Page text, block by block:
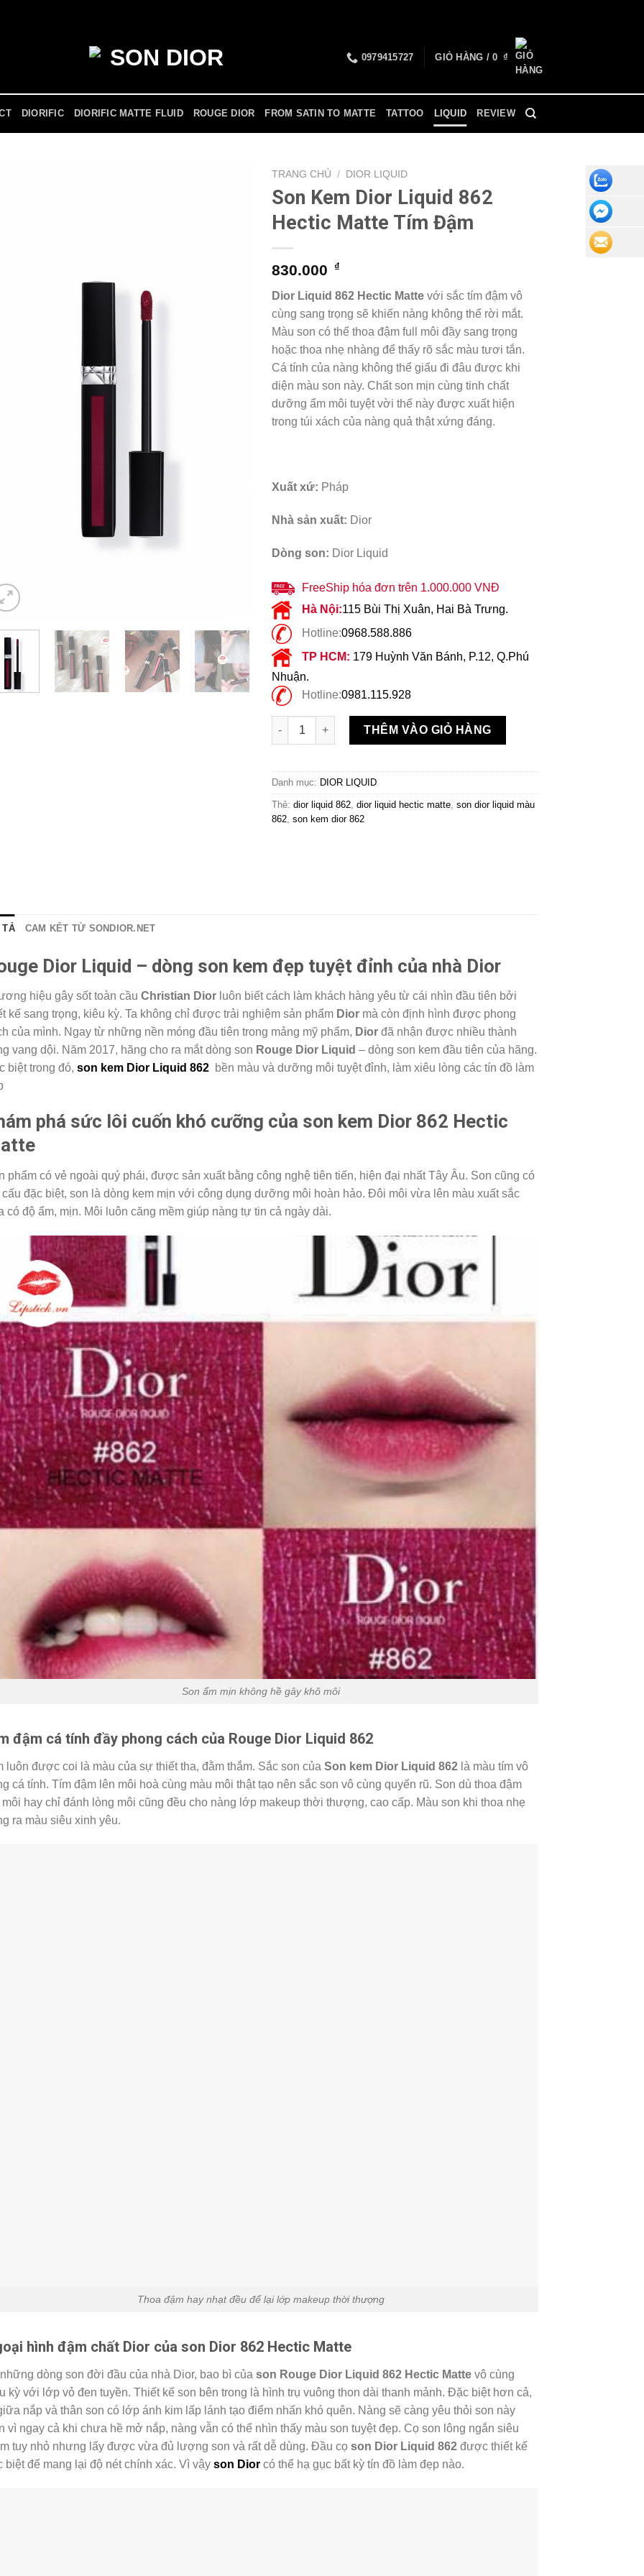
0979415727 GIỎ HÀNG /0 ₫
DIORIFIC DIORIFIC MATTE FLUID ROUGE DIOR FROM SATIN TO MATTE TATTOO LIQUID REVIEW
TRANG CHỦ / DIOR LIQUID
Son Kem Dior Liquid 862
Hectic Matte Tím Đậm
830.000 ₫
Dior Liquid 862 Hectic Mattevới sắc tím đậm vô
cùng sang trọng sẽ khiến nàng không thể rời mắt.
Màu son có thể thoa đậm full môi đầy sang trọng
hoặc thoa nhẹ nhàng để thấy rõ sắc màu tươi tắn.
Cá tính của nàng không thể giấu đi đâu được khi
diện màu son này. Chất son mịn cùng tinh chất
dưỡng ẩm môi tuyệt vời thế này được xuất hiện
trong túi xách của nàng quả thật xứng đáng.
Xuất xứ: Pháp
Nhà sản xuất: Dior
Dòng son: Dior Liquid
FreeShip hóa đơn trên 1.000.000 VNĐ
Hà Nội:115 Bùi Thị Xuân, Hai Bà Trưng.
Hotline:0968.588.886
TP HCM: 179 Huỳnh Văn Bánh, P.12, Q.Phú
Nhuận.
Hotline:0981.115.928
Son Kem Dior Liquid 862 Hectic Matte Tím Đậm số lượng
THÊM VÀO GIỎ HÀNG
Danh mục: DIOR LIQUID
Thẻ:dior liquid 862 ,dior liquid hectic matte ,son dior liquid màu
862 ,son kem dior 862
TẢ CAM KẾT TỪ SONDIOR.NET
Dior Liquid – dòng son kem đẹp tuyệt đỉnh của nhà Dior
hiệu gây sốt toàn cầu Christian Diorluôn biết cách làm khách hàng yêu từ cái nhìn đầu tiên bởi
kế sang trọng, kiêu kỳ. Ta không chỉ được trải nghiệm sản phẩm Diormà còn định hình được phong
của mình. Ngay từ những nền móng đầu tiên trong mảng mỹ phẩm, Dior đã nhận được nhiều thành
vang dội. Năm 2017, hãng cho ra mắt dòng son Rouge Dior Liquid – dòng son kem đầu tiên của hãng.
biệt trong đó, son kem Dior Liquid 862 bền màu và dưỡng môi tuyệt đỉnh, làm xiêu lòng các tín đồ làm
phá sức lôi cuốn khó cưỡng của son kem Dior 862 Hectic
phẩm có vẻ ngoài quý phái, được sản xuất bằng công nghệ tiên tiến, hiện đại nhất Tây Âu. Son cũng có
cấu đặc biệt, son là dòng kem mịn với công dụng dưỡng môi hoàn hảo. Đôi môi vừa lên màu xuất sắc
có độ ẩm, mịn. Môi luôn căng mềm giúp nàng tự tin cả ngày dài.
Son ẩm mịn không hề gây khô môi
đậm cá tính đầy phong cách của Rouge Dior Liquid 862
luôn được coi là màu của sự thiết tha, đằm thắm. Sắc son của Son kem Dior Liquid 862là màu tím vô
cá tính. Tím đậm lên môi hoà cùng màu môi thật tạo nên sắc son vô cùng quyến rũ. Son dù thoa đậm
hay chỉ đánh lòng môi cũng đều cho nàng lớp makeup thời thượng, cao cấp. Màu son khi thoa nhẹ
ra màu siêu xinh yêu.
Thoa đậm hay nhạt đều để lại lớp makeup thời thượng
hình đậm chất Dior của son Dior 862 Hectic Matte
dòng son đời đầu của nhà Dior, bao bì của son Rouge Dior Liquid 862 Hectic Matte vô cùng
kỳ với lớp vỏ đen tuyền. Thiết kế son bên trong là hình trụ vuông thon dài thanh mảnh. Đặc biệt hơn cả,
nắp và thân son có lớp ánh kim lấp lánh tạo điểm nhấn khó quên. Nàng sẽ càng yêu thỏi son này
vì ngay cả khi chưa hề mở nắp, nàng vẫn có thể nhìn thấy màu son tuyệt đẹp. Cọ son lông ngắn siêu
tuy nhỏ nhưng lấy được vừa đủ lượng son và rất dễ dùng. Đầu cọ son Dior Liquid 862 được thiết kế
biệt để mang lại độ nét chính xác. Vì vậy son Diorcó thể hạ gục bất kỳ tín đồ làm đẹp nào.